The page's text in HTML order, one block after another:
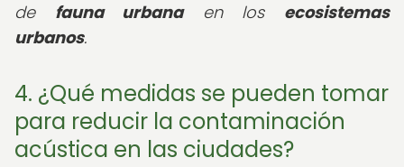
de fauna urbanaen los ecosistemas
urbanos.
4. ¿Qué medidas se pueden tomar
para reducir la contaminación
acústica en las ciudades?